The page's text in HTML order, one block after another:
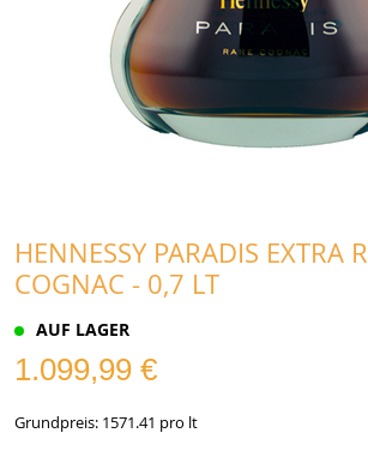
HENNESSY PARADIS EXTRA
COGNAC - 0,7 LT
AUF LAGER
1.099,99 €
Grundpreis: 1571.41 pro lt